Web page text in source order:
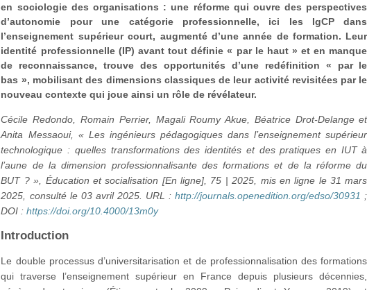
en sociologie des organisations : une réforme qui ouvre des perspectives
d’autonomie pour une catégorie professionnelle, ici les IgCP dans
l’enseignement supérieur court, augmenté d’une année de formation. Leur
identité professionnelle (IP) avant tout définie « par le haut » et en manque
de reconnaissance, trouve des opportunités d’une redéfinition « par le
bas », mobilisant des dimensions classiques de leur activité revisitées par le
nouveau contexte qui joue ainsi un rôle de révélateur.
Cécile Redondo, Romain Perrier, Magali Roumy Akue, Béatrice Drot-Delange et
Anita Messaoui, « Les ingénieurs pédagogiques dans l’enseignement supérieur
technologique : quelles transformations des identités et des pratiques en IUT à
l’aune de la dimension professionnalisante des formations et de la réforme du
BUT ? », Éducation et socialisation [En ligne], 75 | 2025, mis en ligne le 31 mars
2025, consulté le 03 avril 2025. URL :http://journals.openedition.org/edso/30931 ;
DOI :https://doi.org/10.4000/13m0y
Introduction
Le double processus d’universitarisation et de professionnalisation des formations
qui traverse l’enseignement supérieur en France depuis plusieurs décennies,